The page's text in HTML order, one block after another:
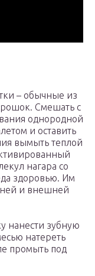
– обычные из
Смешать с
однородной
и оставить
вымыть теплой
нагара со
здоровью. Им
и внешней
нанести зубную
натереть
промыть под